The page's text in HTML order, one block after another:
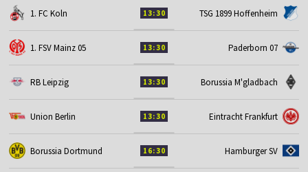
1. FC Koln 13:30 TSG 1899 Hoffenheim
1. FSV Mainz 05 13:30 Paderborn 07
RB Leipzig 13:30 Borussia M'gladbach
Union Berlin 13:30 Eintracht Frankfurt
Borussia Dortmund 16:30 Hamburger SV